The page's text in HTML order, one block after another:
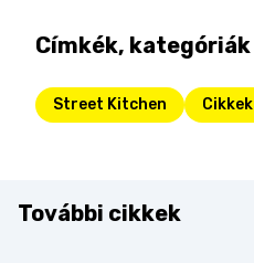
Címkék, kategóriák
Street Kitchen Cikkek
További cikkek